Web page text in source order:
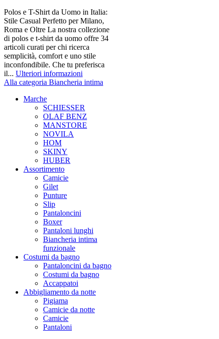
Polos e T-Shirt da Uomo in Italia:
Stile Casual Perfetto per Milano,
Roma e Oltre La nostra collezione
di polos e t-shirt da uomo offre 34
articoli curati per chi ricerca
semplicità, comfort e uno stile
inconfondibile. Che tu preferisca
il... Ulteriori informazioni
Alla categoria Biancheria intima
Marche
SCHIESSER
OLAF BENZ
MANSTORE
NOVILA
HOM
SKINY
HUBER
Assortimento
Camicie
Gilet
Punture
Slip
Pantaloncini
Boxer
Pantaloni lunghi
Biancheria intima
funzionale
Costumi da bagno
Pantaloncini da bagno
Costumi da bagno
Accappatoi
Abbigliamento da notte
Pigiama
Camicie da notte
Camicie
Pantaloni